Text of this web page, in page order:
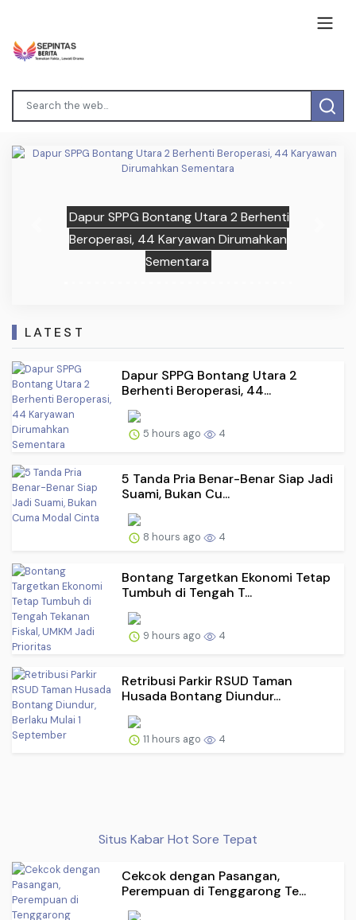
Dapur SPPG Bontang Utara 2 Berhenti
Beroperasi, 44 Karyawan Dirumahkan
Sementara
Previous
LATEST
Dapur SPPG Bontang Utara 2
Berhenti Beroperasi, 44...
5 hours ago 4
5 Tanda Pria Benar-Benar Siap Jadi
Suami, Bukan Cu...
8 hours ago 4
Bontang Targetkan Ekonomi Tetap
Tumbuh di Tengah T...
9 hours ago 4
Retribusi Parkir RSUD Taman
Husada Bontang Diundur...
11 hours ago 4
Situs Kabar Hot Sore Tepat
Cekcok dengan Pasangan,
Perempuan di Tenggarong Te...